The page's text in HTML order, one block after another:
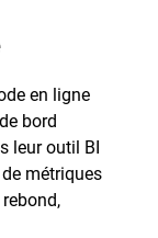
en ligne
bord
leur outil BI
métriques